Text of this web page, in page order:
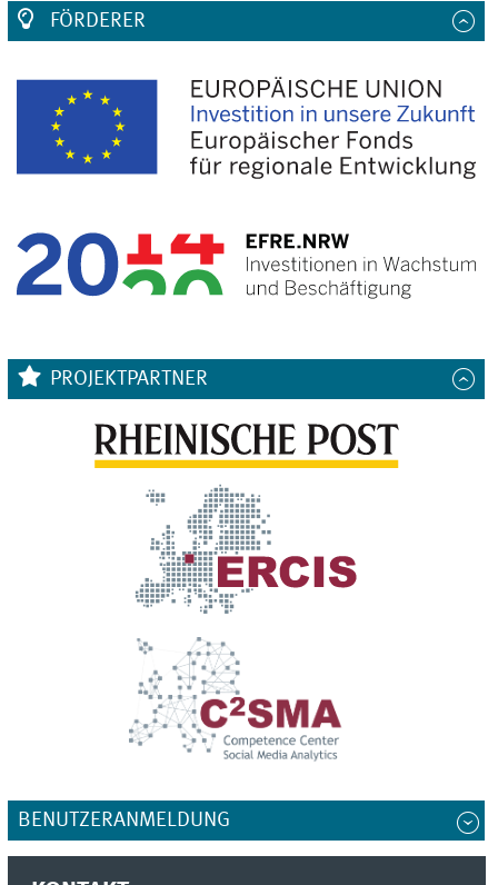
FÖRDERER
PROJEKTPARTNER
BENUTZERANMELDUNG